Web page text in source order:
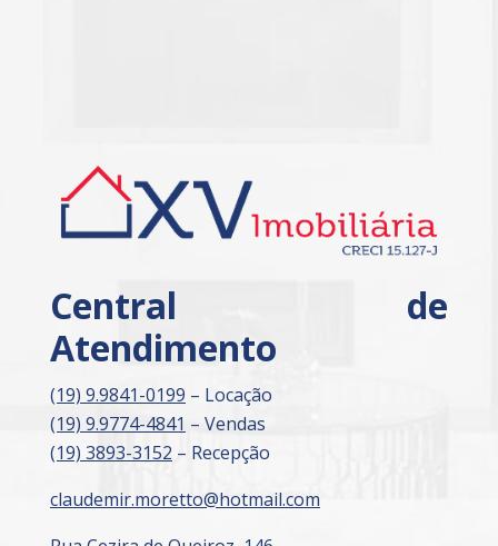
Central de
Atendimento
(19) 9.9841-0199 – Locação
(19) 9.9774-4841 – Vendas
(19) 3893-3152 – Recepção
claudemir.moretto@hotmail.com